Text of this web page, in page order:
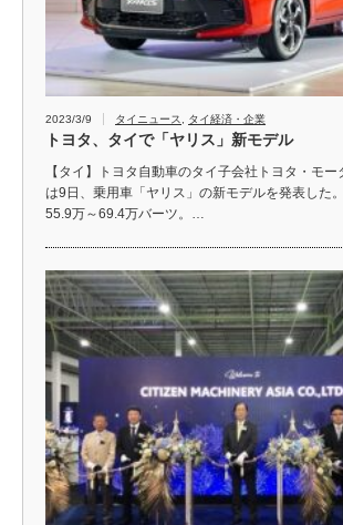
2023/3/9 タイニュース タイ経済・企業
トヨタ、タイで「ヤリス」新モデル
【タイ】トヨタ自動車のタイ子会社トヨタ・モ
は9日、乗用車「ヤリス」の新モデルを発表した
55.9万～69.4万バーツ。…